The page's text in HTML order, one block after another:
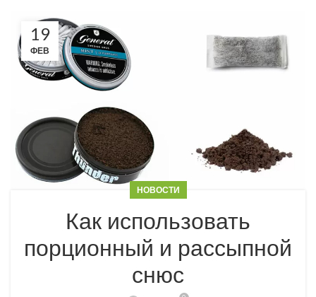
19
ФЕВ
НОВОСТИ
Как использовать
порционный и рассыпной
снюс